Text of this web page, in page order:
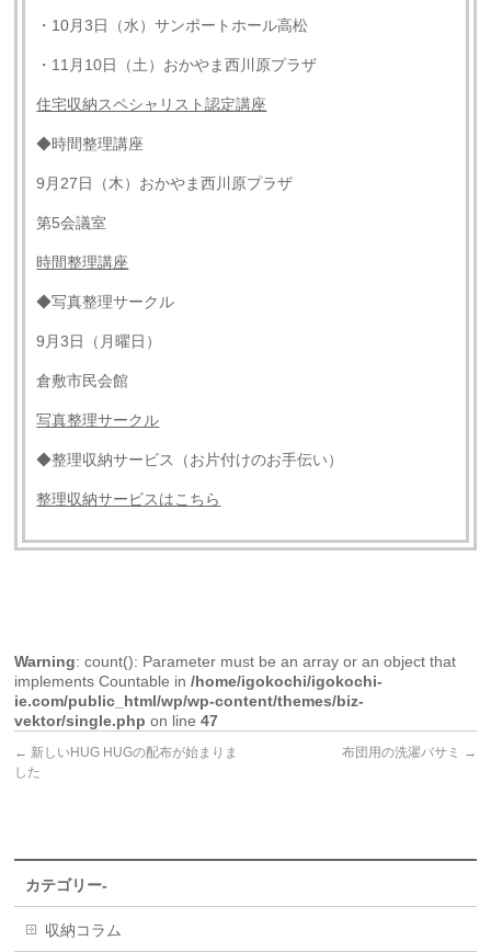
・10月3日（水）サンポートホール高松
・11月10日（土）おかやま西川原プラザ
住宅収納スペシャリスト認定講座
◆時間整理講座
9月27日（木）おかやま西川原プラザ
第5会議室
時間整理講座
◆写真整理サークル
9月3日（月曜日）
倉敷市民会館
写真整理サークル
◆整理収納サービス（お片付けのお手伝い）
整理収納サービスはこちら
Warning: count(): Parameter must be an array or an object that
implements Countable in/home/igokochi/igokochi-
ie.com/public_html/wp/wp-content/themes/biz-
vektor/single.php on line47
← 新しいHUG HUGの配布が始まりま
した
布団用の洗濯バサミ →
カテゴリー-
収納コラム